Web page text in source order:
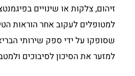
זיהום, צלקות או שינויים
למטופלים לעקוב אחר הוראות
שסופקו על ידי ספק שירותי
למזער את הסיכון לסיבוכים